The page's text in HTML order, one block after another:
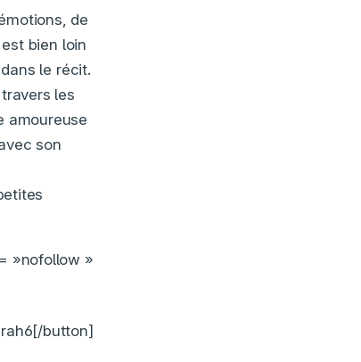
de
bien loin
le récit.
les
amoureuse
son
»nofollow »
button]